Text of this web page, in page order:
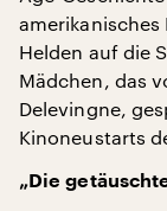
Helden auf die
Mädchen, das
Delevingne,
Kinoneustarts
„Die